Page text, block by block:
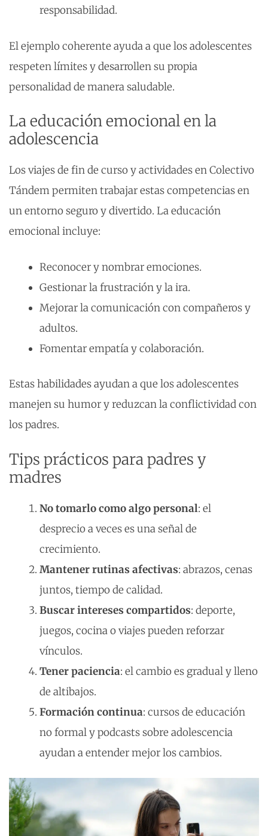
responsabilidad.
El ejemplo coherente ayuda a que los adolescentes
respeten límites y desarrollen su propia
personalidad de manera saludable.
La educación emocional en la
adolescencia
Los viajes de fin de curso y actividades en Colectivo
Tándem permiten trabajar estas competencias en
un entorno seguro y divertido. La educación
emocional incluye:
Reconocer y nombrar emociones.
Gestionar la frustración y la ira.
Mejorar la comunicación con compañeros y
adultos.
Fomentar empatía y colaboración.
Estas habilidades ayudan a que los adolescentes
manejen su humor y reduzcan la conflictividad con
los padres.
Tips prácticos para padres y
madres
No tomarlo como algo personal: el
desprecio a veces es una señal de
crecimiento.
Mantener rutinas afectivas: abrazos, cenas
juntos, tiempo de calidad.
Buscar intereses compartidos: deporte,
juegos, cocina o viajes pueden reforzar
vínculos.
Tener paciencia: el cambio es gradual y lleno
de altibajos.
Formación continua: cursos de educación
no formal y podcasts sobre adolescencia
ayudan a entender mejor los cambios.